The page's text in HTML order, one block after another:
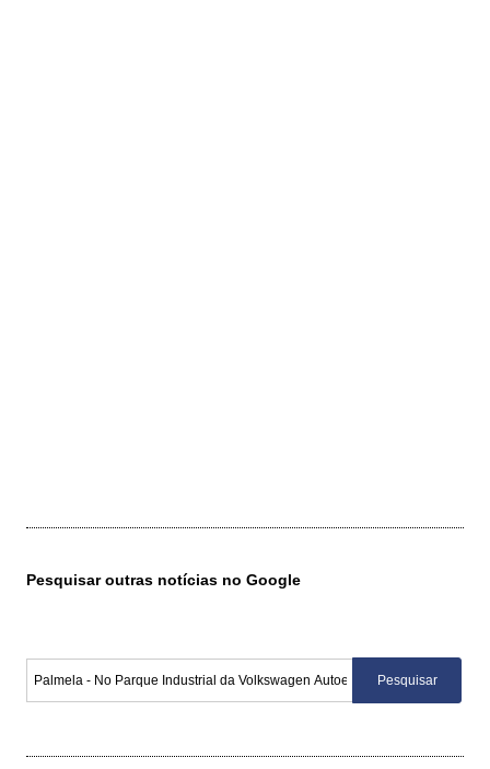
Pesquisar outras notícias no Google